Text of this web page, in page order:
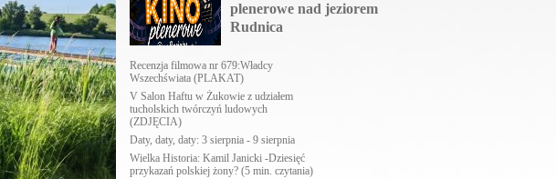
plenerowe nad jeziorem
Rudnica
Recenzja filmowa nr 679:Władcy
Wszechświata (PLAKAT)
V Salon Haftu w Żukowie z udziałem
tucholskich twórczyń ludowych
(ZDJĘCIA)
Daty, daty, daty: 3 sierpnia - 9 sierpnia
Wielka Historia: Kamil Janicki -Dziesięć
przykazań polskiej żony? (5 min. czytania)